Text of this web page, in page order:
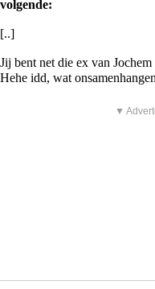
volgende:
[..]
Jij bent net die ex van
Hehe idd, wat
▼